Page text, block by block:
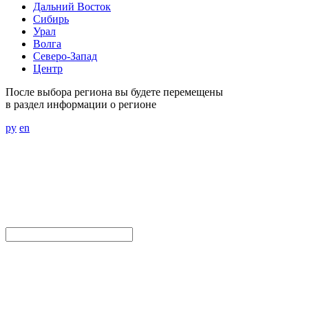
Дальний Восток
Сибирь
Урал
Волга
Северо-Запад
Центр
После выбора региона вы будете перемещены
в раздел информации о регионе
ру en